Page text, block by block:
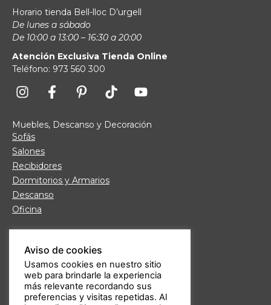
Horario tienda Bell-lloc D’urgell
De lunes a sábado
De 10:00 a 13:00 – 16:30 a 20:00
Atención Exclusiva Tienda Online
Teléfono: 973 560 300
Muebles, Descanso y Decoración
Sofás
Salones
Recibidores
Dormitorios y Armarios
Descanso
Oficina
Fábrica de Muebles
Nuestras tiendas
Trabaja con nosotros
Guía de compra
Aviso de cookies
Usamos cookies en nuestro sitio
web para brindarle la experiencia
más relevante recordando sus
preferencias y visitas repetidas. Al